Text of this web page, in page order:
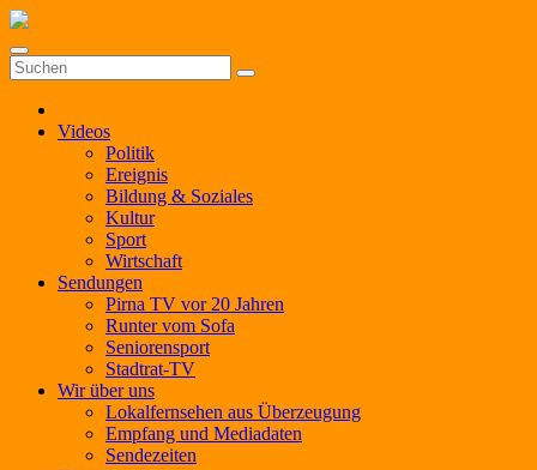
Zum
springen
Videos
Politik
Ereignis
Bildung & Soziales
Kultur
Sport
Wirtschaft
Sendungen
Pirna TV vor 20 Jahren
Runter vom Sofa
Seniorensport
Stadtrat-TV
Wir über uns
Lokalfernsehen aus Überzeugung
Empfang und Mediadaten
Sendezeiten